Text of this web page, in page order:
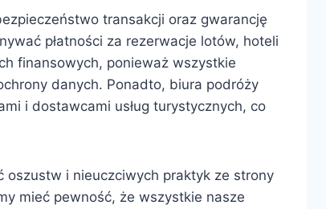
transakcji oraz gwarancję
płatności za rezerwacje lotów, hoteli
finansowych, ponieważ wszystkie
danych. Ponadto, biura podróży
i dostawcami usług turystycznych, co
oszustw i nieuczciwych praktyk ze strony
mieć pewność, że wszystkie nasze